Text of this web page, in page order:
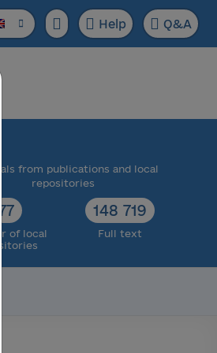
Help Q&A
from publications and local
repositories
77
of local
148 719
Full text